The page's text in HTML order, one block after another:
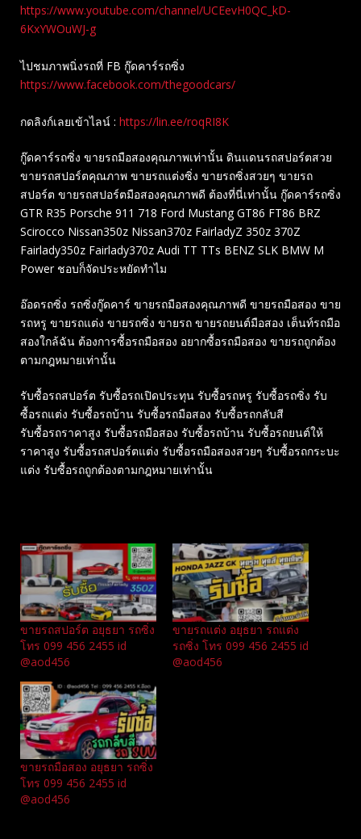
https://www.youtube.com/channel/UCEevH0QC_kD-
6KxYWOuWJ-g
ไปชมภาพนิ่งรถที่ FB กู๊ดคาร์รถซิ่ง
https://www.facebook.com/thegoodcars/
กดลิงก์เลยเข้าไลน์ : https://lin.ee/roqRI8K
กู๊ดคาร์รถซิ่ง ขายรถมือสองคุณภาพเท่านั้น ดินแดนรถสปอร์ตสวย
ขายรถสปอร์ตคุณภาพ ขายรถแต่งซิ่ง ขายรถซิ่งสวยๆ ขายรถ
สปอร์ต ขายรถสปอร์ตมือสองคุณภาพดี ต้องที่นี่เท่านั้น กู๊ดคาร์รถซิ่ง
GTR R35 Porsche 911 718 Ford Mustang GT86 FT86 BRZ
Scirocco Nissan350z Nissan370z FairladyZ 350z 370Z
Fairlady350z Fairlady370z Audi TT TTs BENZ SLK BMW M
Power ชอบก็จัดประหยัดทำไม
อ๊อดรถซิ่ง รถซิ่งกู๊ดคาร์ ขายรถมือสองคุณภาพดี ขายรถมือสอง ขาย
รถหรู ขายรถแต่ง ขายรถซิ่ง ขายรถ ขายรถยนต์มือสอง เต็นท์รถมือ
สองใกล้ฉัน ต้องการซื้อรถมือสอง อยากซื้อรถมือสอง ขายรถถูกต้อง
ตามกฎหมายเท่านั้น
รับซื้อรถสปอร์ต รับซื้อรถเปิดประทุน รับซื้อรถหรู รับซื้อรถซิ่ง รับ
ซื้อรถแต่ง รับซื้อรถบ้าน รับซื้อรถมือสอง รับซื้อรถกลับสี
รับซื้อรถราคาสูง รับซื้อรถมือสอง รับซื้อรถบ้าน รับซื้อรถยนต์ให้
ราคาสูง รับซื้อรถสปอร์ตแต่ง รับซื้อรถมือสองสวยๆ รับซื้อรถกระบะ
แต่ง รับซื้อรถถูกต้องตามกฎหมายเท่านั้น
ขายรถสปอร์ต อยุธยา รถซิ่ง
โทร 099 456 2455 id
@aod456
ขายรถแต่ง อยุธยา รถแต่ง
รถซิ่ง โทร 099 456 2455 id
@aod456
ขายรถมือสอง อยุธยา รถซิ่ง
โทร 099 456 2455 id
@aod456